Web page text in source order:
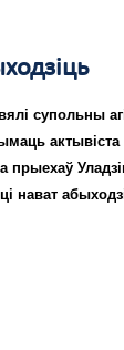
супольны
актывіста
прыехаў
нават